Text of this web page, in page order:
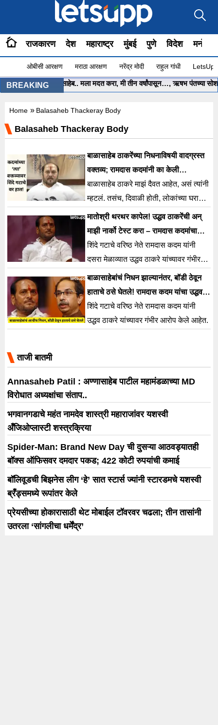
राजकारण देश महाराष्ट्र मुंबई पुणे विदेश
ओबीसी आरक्षण मराठा आरक्षण नरेंद्र मोदी राहुल गांधी
BREAKING
• मुख्यमंत्री साहेब.. मला मदत करा, मी तीन वर्षांपासून…, ऋषभ पंतच्या सोशल
Home » Balasaheb Thackeray Body
Balasaheb Thackeray Body
बाळासाहेब ठाकरेंच्या निधनाविषयी वादग्रस्त
वक्तव्य; रामदास कदमांनी का केली
सारवासारव?
बाळासाहेब ठाकरे माझं दैवत आहेत, असं त्यांनी
म्हटलं. तसंच, दिवाळी होती, लोकांच्या घरातील
कंदील विझता कामा नये.
मातोश्री थरथर कापेल! उद्धव ठाकरेंची अन्
माझी नार्को टेस्ट करा – रामदास कदमांचा
गंभीर दावा
शिंदे गटाचे वरिष्ठ नेते रामदास कदम यांनी
दसरा मेळाव्यात उद्धव ठाकरे यांच्यावर गंभीर
आरोप केले आहेत.
बाळासाहेबांचं निधन झाल्यानंतर, बॉडी ठेवून
हाताचे ठसे घेतले! रामदास कदम यांचा उद्धव
ठाकरेंवर गंभीर आरोप
शिंदे गटाचे वरिष्ठ नेते रामदास कदम यांनी
उद्धव ठाकरे यांच्यावर गंभीर आरोप केले आहेत.
ताजी बातमी
Annasaheb Patil : अण्णासाहेब पाटील महामंडळाच्या MD
विरोधात अध्यक्षांचा संताप..
भगवानगडाचे महंत नामदेव शास्त्री महाराजांवर यशस्वी
अँजिओप्लास्टी शस्त्रक्रिया
Spider-Man: Brand New Day ची दुसऱ्या आठवड्यातही
बॉक्स ऑफिसवर दमदार पकड; 422 कोटी रुपयांची कमाई
बॉलिवूडची बिझनेस लीग ‘हे’ सात स्टार्स ज्यांनी स्टारडमचे यशस्वी
ब्रँड्समध्ये रूपांतर केले
प्रेयसीच्या होकारासाठी थेट मोबाईल टॉवरवर चढला; तीन तासांनी
उतरला ‘सांगलीचा धर्मेंद्र’